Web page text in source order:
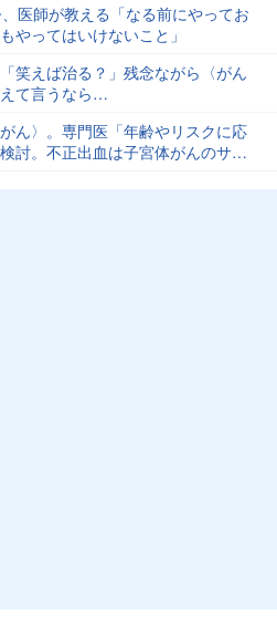
医師が教える「なる前にやってお
やってはいけないこと」
笑えば治る？」残念ながら〈がん
て言うなら…
ん〉。専門医「年齢やリスクに応
討。不正出血は子宮体がんのサイ